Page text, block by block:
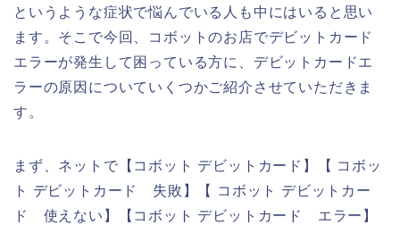
というような症状で悩んでいる人も中にはいると思い
ます。そこで今回、コボットのお店でデビットカード
エラーが発生して困っている方に、デビットカードエ
ラーの原因についていくつかご紹介させていただきま
す。
まず、ネットで【コボット デビットカード】【 コボッ
ト デビットカード 失敗】【 コボット デビットカー
ド 使えない】【コボット デビットカード エラー】